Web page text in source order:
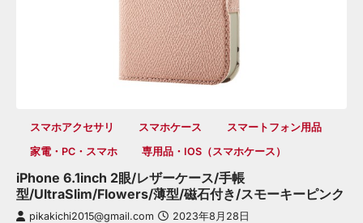
スマホアクセサリ スマホケース
スマートフォン用品
家電・PC・スマホ
専用品・iOS（スマホケース）
iPhone 6.1inch 2眼/レザーケース/手帳
型/UltraSlim/Flowers/薄型/磁石付き/スモーキーピンク
pikakichi2015@gmail.com 2023年8月28日